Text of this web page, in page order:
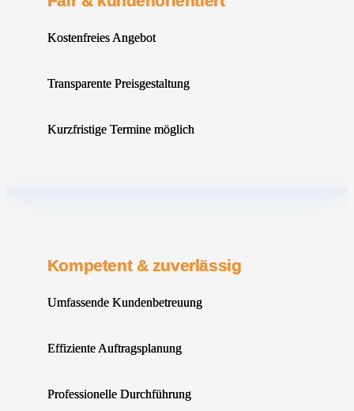
Kostenfreies Angebot
Transparente Preisgestaltung
Kurzfristige Termine möglich
Kompetent & zuverlässig
Umfassende Kundenbetreuung
Effiziente Auftragsplanung
Professionelle Durchführung